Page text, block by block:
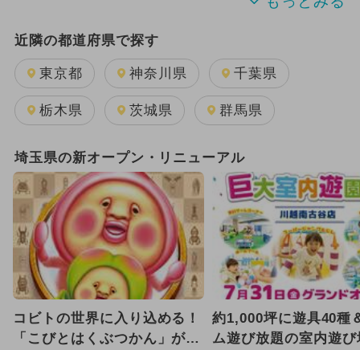
週末イベント関東パック
2024年のイベント 夏休み
2025年11月のイベント
キャラクター 2026年1月のイベント
雨の日OK 2024年7月のイベント
2026年7月のイベント
2025年12月のイベント
2026年2月のイベント
近隣の都道府県で探す
東京都 神奈川県 千葉県
栃木県 茨城県 群馬県
埼玉県の新オープン・リニューアル
コビトの世界に入り込める！
「こびとはくぶつかん」が埼
約1,000坪に遊具40種
ム遊び放題の室内遊び